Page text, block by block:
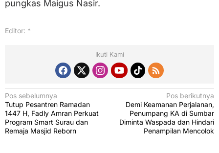
pungkas Maigus Nasir.
Editor: *
Ikuti Kami
N
a
v
Pos sebelumnya
Tutup Pesantren Ramadan
1447 H, Fadly Amran Perkuat
Program Smart Surau dan
Remaja Masjid Reborn
Pos berikutnya
Demi Keamanan Perjalanan,
Penumpang KA di Sumbar
Diminta Waspada dan Hindari
Penampilan Mencolok